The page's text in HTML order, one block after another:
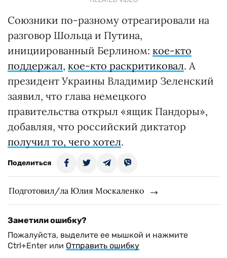
Союзники по-разному отреагировали на
разговор Шольца и Путина,
инициированный Берлином: кое-кто
поддержал, кое-кто раскритиковал. А
президент Украины Владимир Зеленский
заявил, что глава немецкого
правительства открыл «ящик Пандоры»,
добавляя, что российский диктатор
получил то, чего хотел.
Поделиться
Подготовил/ла Юлия Москаленко
Заметили ошибку?
Пожалуйста, выделите ее мышкой и нажмите
Ctrl+Enter или Отправить ошибку